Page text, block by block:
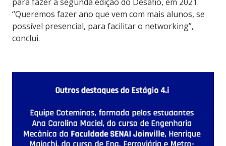
“Queremos fazer ano que vem com mais alunos, se
possível presencial, para facilitar o networking”,
conclui.